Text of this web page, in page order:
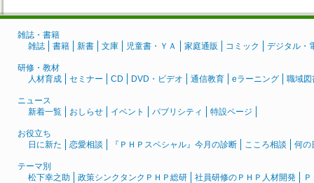
雑誌・書籍
雑誌
書籍 新書 文庫 児童書・ＹＡ 家庭通販 コミック デジタル・
研修・教材
人材育成
セミナー CD DVD・ビデオ 通信教育 eラーニング 職域図
ニュース
新着一覧
おしらせ イベント パブリシティ 特設ページ
お役立ち
日に新た
恋愛相談 『ＰＨＰスペシャル』今月の診断 こころ相談 何の
テーマ別
松下幸之助
政策シンクタンクＰＨＰ総研 社員研修のＰＨＰ人材開発